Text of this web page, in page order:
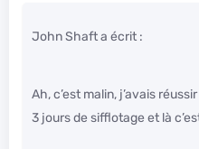
John Shaft a écrit :
Ah, c’est malin, j’avais
3 jours de sifflotage et là